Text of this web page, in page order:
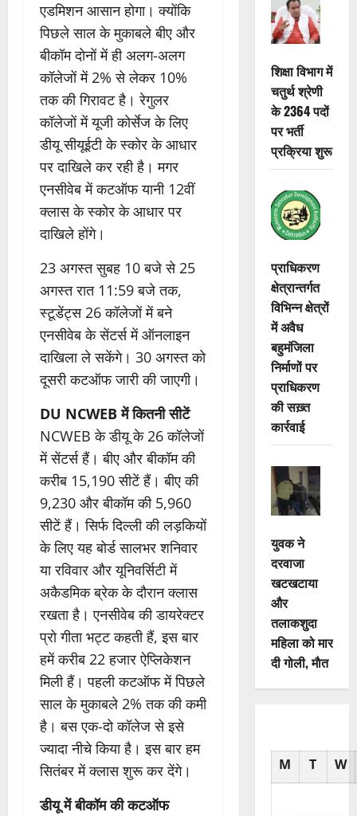
एडमिशन आसान होगा। क्योंकि
पिछले साल के मुकाबले बीए और
बीकॉम दोनों में ही अलग-अलग
कॉलेजों में 2% से लेकर 10%
तक की गिरावट है। रेगुलर
कॉलेजों में यूजी कोर्सेज के लिए
डीयू सीयूईटी के स्कोर के आधार
पर दाखिले कर रही है। मगर
एनसीवेब में कटऑफ यानी 12वीं
क्लास के स्कोर के आधार पर
दाखिले होंगे।
23 अगस्त सुबह 10 बजे से 25
अगस्त रात 11:59 बजे तक,
स्टूडेंट्स 26 कॉलेजों में बने
एनसीवेब के सेंटर्स में ऑनलाइन
दाखिला ले सकेंगे। 30 अगस्त को
दूसरी कटऑफ जारी की जाएगी।
DU NCWEB में कितनी सीटें
NCWEB के डीयू के 26 कॉलेजों
में सेंटर्स हैं। बीए और बीकॉम की
करीब 15,190 सीटें हैं। बीए की
9,230 और बीकॉम की 5,960
सीटें हैं। सिर्फ दिल्ली की लड़कियों
के लिए यह बोर्ड सालभर शनिवार
या रविवार और यूनिवर्सिटी में
अकैडमिक ब्रेक के दौरान क्लास
रखता है। एनसीवेब की डायरेक्टर
प्रो गीता भट्ट कहती हैं, इस बार
हमें करीब 22 हजार ऐप्लिकेशन
मिली हैं। पहली कटऑफ में पिछले
साल के मुकाबले 2% तक की कमी
है। बस एक-दो कॉलेज से इसे
ज्यादा नीचे किया है। इस बार हम
सितंबर में क्लास शुरू कर देंगे।
डीयू में बीकॉम की कटऑफ
शिक्षा विभाग में
चतुर्थ श्रेणी
के 2364 पदों
पर भर्ती
प्रक्रिया शुरू
प्राधिकरण
क्षेत्रान्तर्गत
विभिन्न क्षेत्रों
में अवैध
बहुमंजिला
निर्माणों पर
प्राधिकरण
की सख़्त
कार्रवाई
युवक ने
दरवाजा
खटखटाया
और
तलाकशुदा
महिला को मार
दी गोली, माैत
M T W